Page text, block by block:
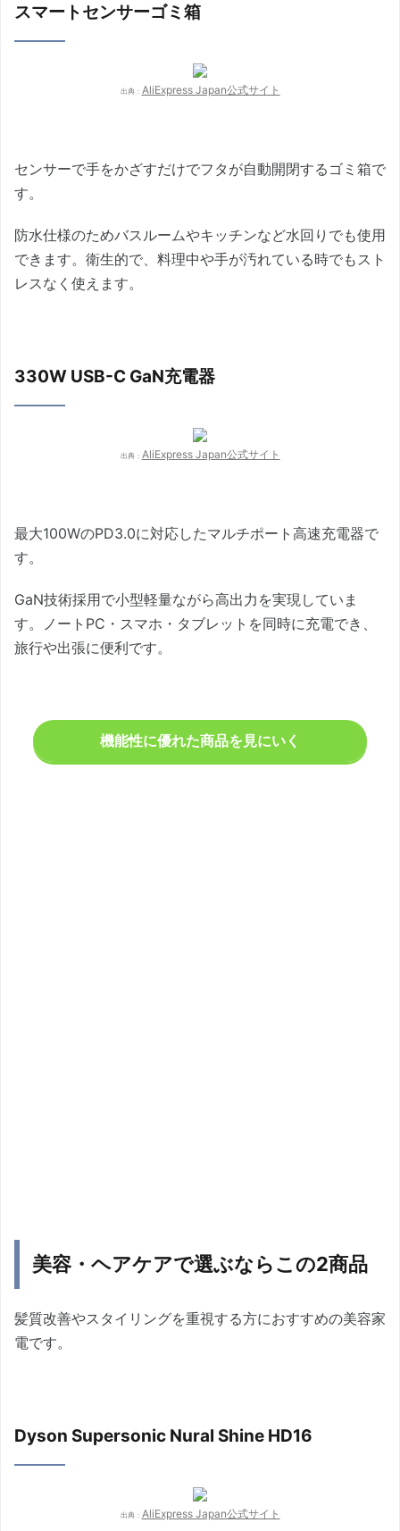
スマートセンサーゴミ箱
出典： AliExpress Japan公式サイト
センサーで手をかざすだけでフタが自動開閉するゴミ箱で
す。
防水仕様のためバスルームやキッチンなど水回りでも使用
できます。衛生的で、料理中や手が汚れている時でもスト
レスなく使えます。
330W USB-C GaN充電器
出典： AliExpress Japan公式サイト
最大100WのPD3.0に対応したマルチポート高速充電器で
す。
GaN技術採用で小型軽量ながら高出力を実現していま
す。ノートPC・スマホ・タブレットを同時に充電でき、
旅行や出張に便利です。
機能性に優れた商品を見にいく
美容・ヘアケアで選ぶならこの2商品
髪質改善やスタイリングを重視する方におすすめの美容家
電です。
Dyson Supersonic Nural Shine HD16
出典： AliExpress Japan公式サイト